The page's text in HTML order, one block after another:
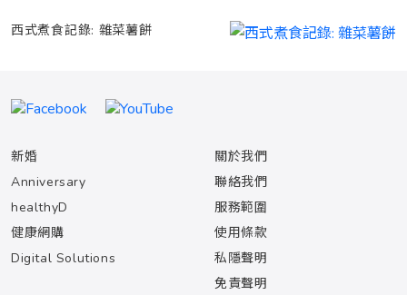
西式煮食記錄: 雜菜薯餅
新婚
Anniversary
healthyD
健康網購
Digital Solutions
關於我們
聯絡我們
服務範圍
使用條款
私隱聲明
免責聲明